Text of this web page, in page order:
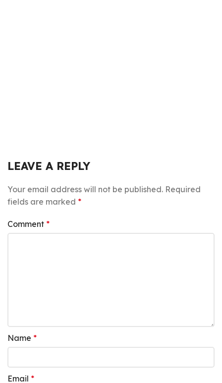
LEAVE A REPLY
Your email address will not be published. Required
fields are marked *
Comment *
Name *
Email *